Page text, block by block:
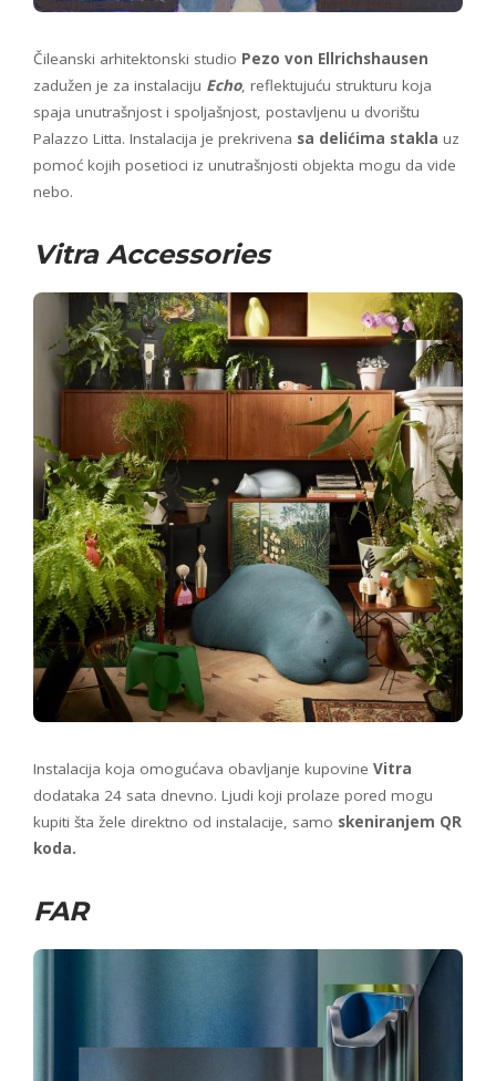
Čileanski arhitektonski studio Pezo von Ellrichshausen
zadužen je za instalaciju Echo, reflektujuću strukturu koja
spaja unutrašnjost i spoljašnjost, postavljenu u dvorištu
Palazzo Litta. Instalacija je prekrivena sa delićima stakla uz
pomoć kojih posetioci iz unutrašnjosti objekta mogu da vide
nebo.
Vitra Accessories
Instalacija koja omogućava obavljanje kupovine Vitra
dodataka 24 sata dnevno. Ljudi koji prolaze pored mogu
kupiti šta žele direktno od instalacije, samo skeniranjem QR
koda.
FAR